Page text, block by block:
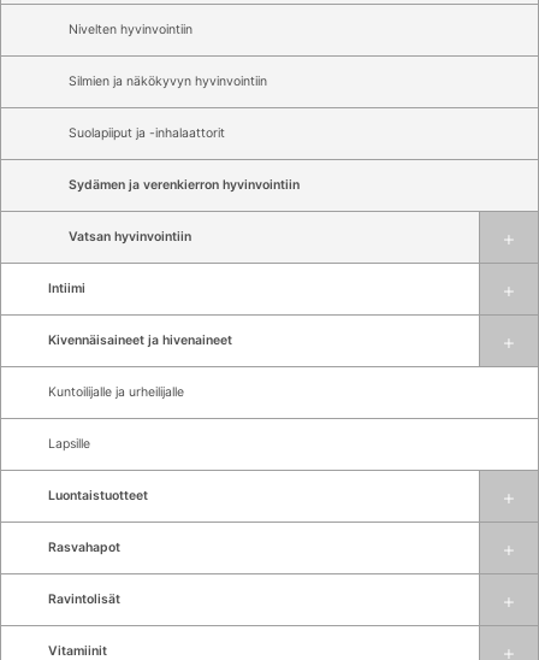
Nivelten hyvinvointiin
Silmien ja näkökyvyn hyvinvointiin
Suolapiiput ja -inhalaattorit
Sydämen ja verenkierron hyvinvointiin
Vatsan hyvinvointiin
Intiimi
Kivennäisaineet ja hivenaineet
Kuntoilijalle ja urheilijalle
Lapsille
Luontaistuotteet
Rasvahapot
Ravintolisät
Vitamiinit